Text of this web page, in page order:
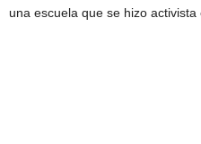
una escuela que se hizo